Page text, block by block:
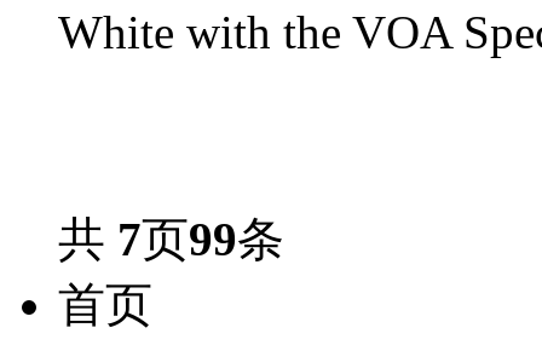
White with the VOA
共 7页99条
首页